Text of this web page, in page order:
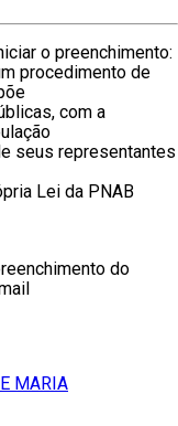
o preenchimento:
procedimento de
com a
seus representantes
Lei da PNAB
do
MARIA